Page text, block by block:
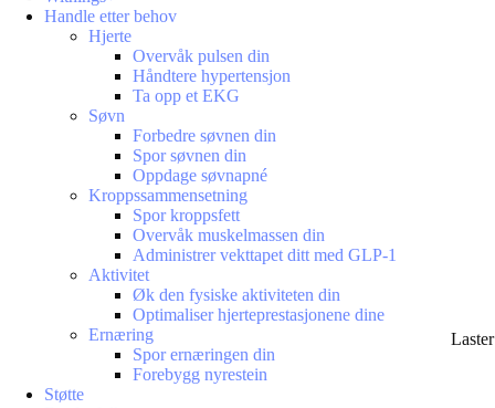
Handle etter behov
Hjerte
Overvåk pulsen din
Håndtere hypertensjon
Ta opp et EKG
Søvn
Forbedre søvnen din
Spor søvnen din
Oppdage søvnapné
Kroppssammensetning
Spor kroppsfett
Overvåk muskelmassen din
Administrer vekttapet ditt med GLP-1
Aktivitet
Øk den fysiske aktiviteten din
Optimaliser hjerteprestasjonene dine
Ernæring
Spor ernæringen din
Forebygg nyrestein
Støtte